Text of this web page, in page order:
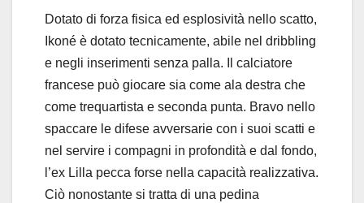
Dotato di forza fisica ed esplosività nello scatto,
Ikoné è dotato tecnicamente, abile nel dribbling
e negli inserimenti senza palla. Il calciatore
francese può giocare sia come ala destra che
come trequartista e seconda punta. Bravo nello
spaccare le difese avversarie con i suoi scatti e
nel servire i compagni in profondità e dal fondo,
l’ex Lilla pecca forse nella capacità realizzativa.
Ciò nonostante si tratta di una pedina